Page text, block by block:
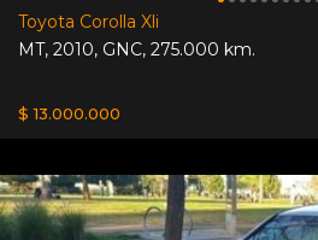
Toyota Corolla Xli
MT, 2010, GNC, 275.000 km.
$ 13.000.000